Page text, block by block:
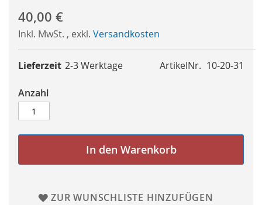
40,00 €
Inkl. MwSt. , exkl. Versandkosten
ArtikelNr. 10-20-31
Lieferzeit 2-3 Werktage
Anzahl
In den Warenkorb
ZUR WUNSCHLISTE HINZUFÜGEN